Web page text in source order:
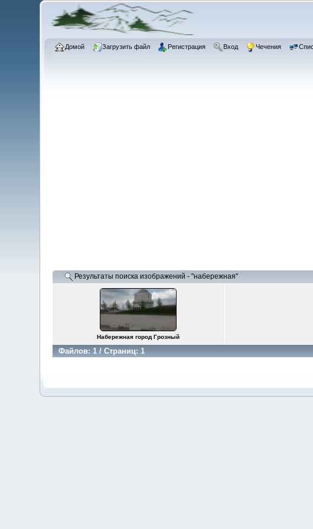
Домой Загрузить файл Регистрация Вход Чечения
Результаты поиска изображений - "набережная"
Набережная город Грозный
Файлов: 1 / Страниц: 1